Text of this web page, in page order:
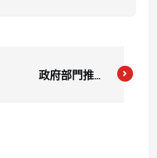
政府部門推卸